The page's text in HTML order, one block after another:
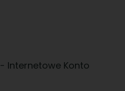
- Internetowe Konto